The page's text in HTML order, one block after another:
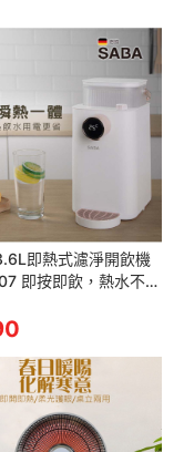
即熱式濾淨開飲機
即按即飲，熱水不用